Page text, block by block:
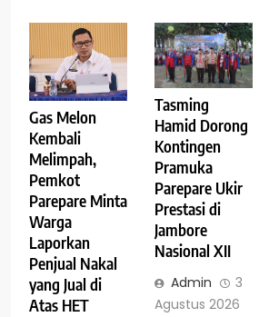
Gas Melon
Kembali
Melimpah,
Pemkot
Parepare Minta
Warga
Laporkan
Penjual Nakal
yang Jual di
Atas HET
Tasming
Hamid Dorong
Kontingen
Pramuka
Parepare Ukir
Prestasi di
Jambore
Nasional XII
Admin
3
Agustus 2026